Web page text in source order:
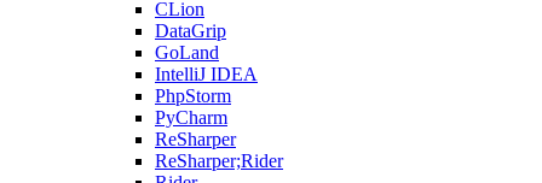
CLion
DataGrip
GoLand
IntelliJ IDEA
PhpStorm
PyCharm
ReSharper
ReSharper;Rider